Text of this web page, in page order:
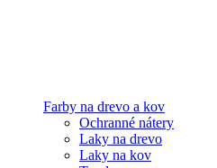
Farby na drevo a kov
Ochranné nátery
Laky na drevo
Laky na kov